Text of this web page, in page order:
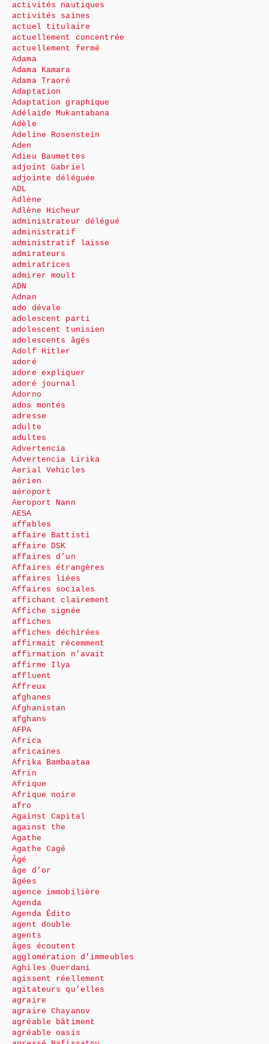
activités nautiques
activités saines
actuel titulaire
actuellement concentrée
actuellement fermé
Adama
Adama Kamara
Adama Traoré
Adaptation
Adaptation graphique
Adélaïde Mukantabana
Adèle
Adeline Rosenstein
Aden
Adieu Baumettes
adjoint Gabriel
adjointe déléguée
ADL
Adlène
Adlène Hicheur
administrateur délégué
administratif
administratif laisse
admirateurs
admiratrices
admirer moult
ADN
Adnan
ado dévale
adolescent parti
adolescent tunisien
adolescents âgés
Adolf Hitler
adoré
adore expliquer
adoré journal
Adorno
ados montés
adresse
adulte
adultes
Advertencia
Advertencia Lirika
Aerial Vehicles
aérien
aéroport
Aeroport Nann
AESA
affables
affaire Battisti
affaire DSK
affaires d’un
Affaires étrangères
affaires liées
Affaires sociales
affichant clairement
Affiche signée
affiches
affiches déchirées
affirmait récemment
affirmation n’avait
affirme Ilya
affluent
Affreux
afghanes
Afghanistan
afghans
AFPA
Africa
africaines
Afrika Bambaataa
Afrin
Afrique
Afrique noire
afro
Against Capital
against the
Agathe
Agathe Cagé
Âgé
âge d’or
âgées
agence immobilière
Agenda
Agenda Édito
agent double
agents
âges écoutent
agglomération d’immeubles
Aghiles Ouerdani
agissent réellement
agitateurs qu’elles
agraire
agraire Chayanov
agréable bâtiment
agréable oasis